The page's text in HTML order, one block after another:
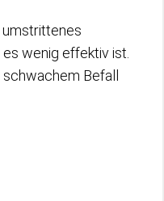
umstrittenes
wenig effektiv ist.
Befall